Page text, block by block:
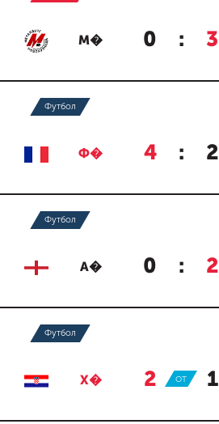
М� 0 : 3
Футбол
Ф� 4 : 2
Футбол
А� 0 : 2
Футбол
Х� 2 : 1
ОТ